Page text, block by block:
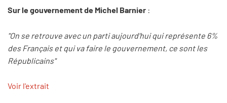
Sur le gouvernement de Michel Barnier :
"On se retrouve avec un parti aujourd'hui qui représente 6%
des Français et qui va faire le gouvernement, ce sont les
Républicains"
Voir l'extrait